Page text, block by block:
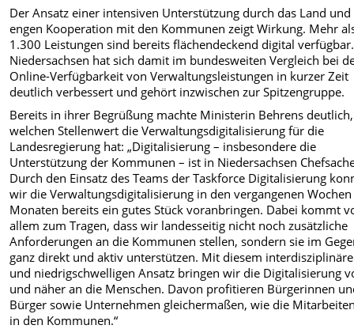
Der Ansatz einer intensiven Unterstützung durch das Land
engen Kooperation mit den Kommunen zeigt Wirkung. Mehr
1.300 Leistungen sind bereits flächendeckend digital verfügbar.
Niedersachsen hat sich damit im bundesweiten Vergleich bei
Online-Verfügbarkeit von Verwaltungsleistungen in kurzer Zeit
deutlich verbessert und gehört inzwischen zur Spitzengruppe.
Bereits in ihrer Begrüßung machte Ministerin Behrens deutlich,
welchen Stellenwert die Verwaltungsdigitalisierung für die
Landesregierung hat: „Digitalisierung – insbesondere die
Unterstützung der Kommunen – ist in Niedersachsen
Durch den Einsatz des Teams der Taskforce Digitalisierung
wir die Verwaltungsdigitalisierung in den vergangenen
Monaten bereits ein gutes Stück voranbringen. Dabei kommt
allem zum Tragen, dass wir landesseitig nicht noch zusätzliche
Anforderungen an die Kommunen stellen, sondern sie im
ganz direkt und aktiv unterstützen. Mit diesem
und niedrigschwelligen Ansatz bringen wir die Digitalisierung
und näher an die Menschen. Davon profitieren Bürgerinnen
Bürger sowie Unternehmen gleichermaßen, wie die
in den Kommunen.“